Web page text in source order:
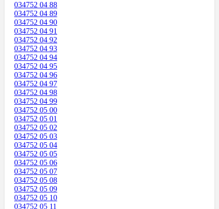
034752 04 88
034752 04 89
034752 04 90
034752 04 91
034752 04 92
034752 04 93
034752 04 94
034752 04 95
034752 04 96
034752 04 97
034752 04 98
034752 04 99
034752 05 00
034752 05 01
034752 05 02
034752 05 03
034752 05 04
034752 05 05
034752 05 06
034752 05 07
034752 05 08
034752 05 09
034752 05 10
034752 05 11